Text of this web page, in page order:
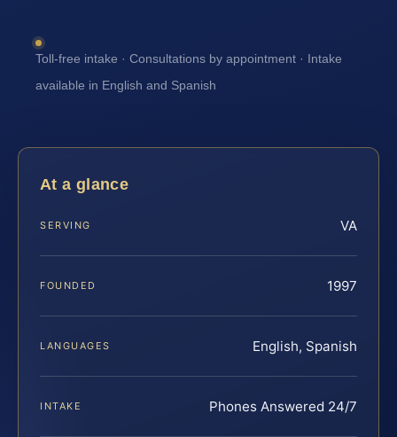
Toll-free intake · Consultations by appointment · Intake
available in English and Spanish
At a glance
SERVING VA
FOUNDED 1997
LANGUAGES English, Spanish
INTAKE Phones Answered 24/7